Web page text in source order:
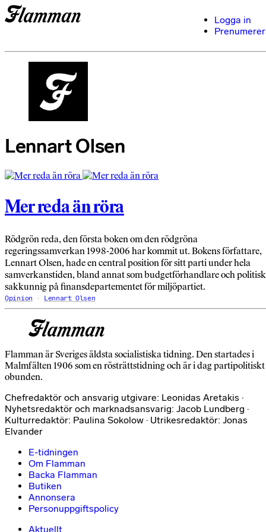
Logga in
Lennart Olsen
Mer reda än röra
Rödgrön reda, den första boken om den rödgröna
regeringssamverkan 1998-2006 har kommit ut. Bokens författare,
Lennart Olsen, hade en central position för sitt parti under hela
samverkanstiden, bland annat som budgetförhandlare och
sakkunnig på finansdepartementet för miljöpartiet.
Opinion Lennart Olsen
Flamman är Sveriges äldsta socialistiska tidning. Den startades i
Malmfälten 1906 som en rösträttstidning och är i dag partipolitiskt
obunden.
Chefredaktör och ansvarig utgivare: Leonidas Aretakis ·
Nyhetsredaktör och marknadsansvarig: Jacob Lundberg ·
Kulturredaktör: Paulina Sokolow · Utrikesredaktör: Jonas
Elvander
E-tidningen
Om Flamman
Backa Flamman
Butiken
Annonsera
Personuppgiftspolicy
Aktuellt